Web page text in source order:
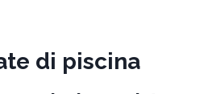
di piscina